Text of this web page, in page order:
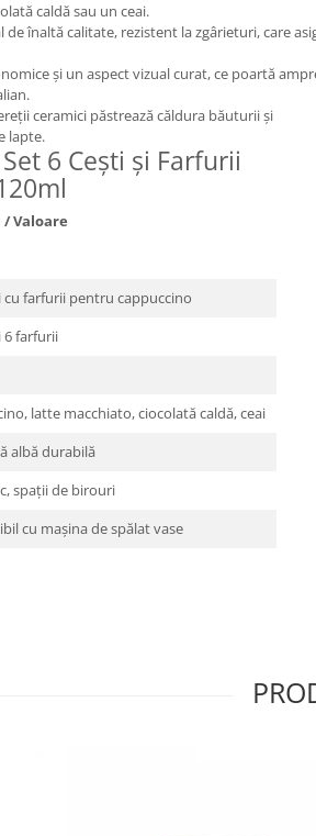
caldă sau un ceai.
de înaltă calitate, rezistent la zgârieturi, care
și un aspect vizual curat, ce poartă
ceramici păstrează căldura băuturii și
lapte.
6 Cești și Farfurii
Valoare
cu farfurii pentru cappuccino
6 farfurii
latte macchiato, ciocolată caldă, ceai
albă durabilă
spații de birouri
cu mașina de spălat vase